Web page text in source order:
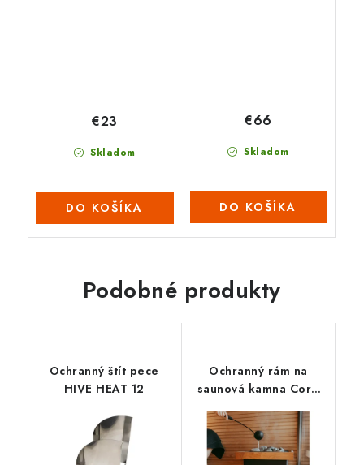
Skladom
€23
DO KOŠÍKA
Skladom
€66
DO KOŠÍKA
Podobné produkty
Ochranný štít pece
HIVE HEAT 12
Ochranný rám na
saunová kamna Core
Wall Combi